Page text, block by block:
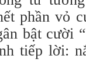
phần vỏ
bật cười
tiếp lời: